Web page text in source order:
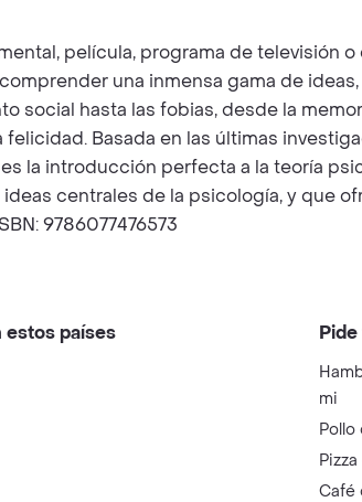
película, programa de televisión
una inmensa gama de
social hasta las fobias, desde la
Basada en las últimas
la introducción perfecta a la teoría
centrales de la psicología, y que
9786077476573
estos países
mi
Café